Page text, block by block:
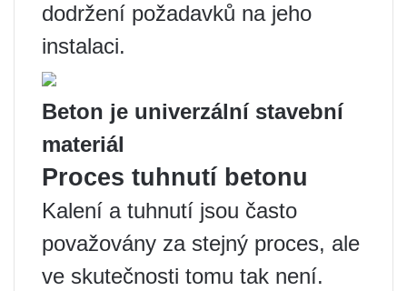
dodržení požadavků na jeho
instalaci.
Beton je univerzální stavební
materiál
Proces tuhnutí betonu
Kalení a tuhnutí jsou často
považovány za stejný proces, ale
ve skutečnosti tomu tak není.